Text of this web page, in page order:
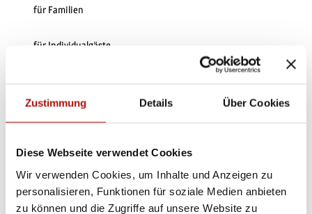
Zustimmung Details Über Cookies
Diese Webseite verwendet Cookies
Wir verwenden Cookies, um Inhalte und Anzeigen zu
personalisieren, Funktionen für soziale Medien anbieten
zu können und die Zugriffe auf unsere Website zu
für Familien
für Individualgäste
Zahlungsmöglichkeiten
Bitte tragen Sie zum Erhalt dieses Lebensraums und seiner Arten
bei, indem Sie die Wanderwege nicht verlassen!